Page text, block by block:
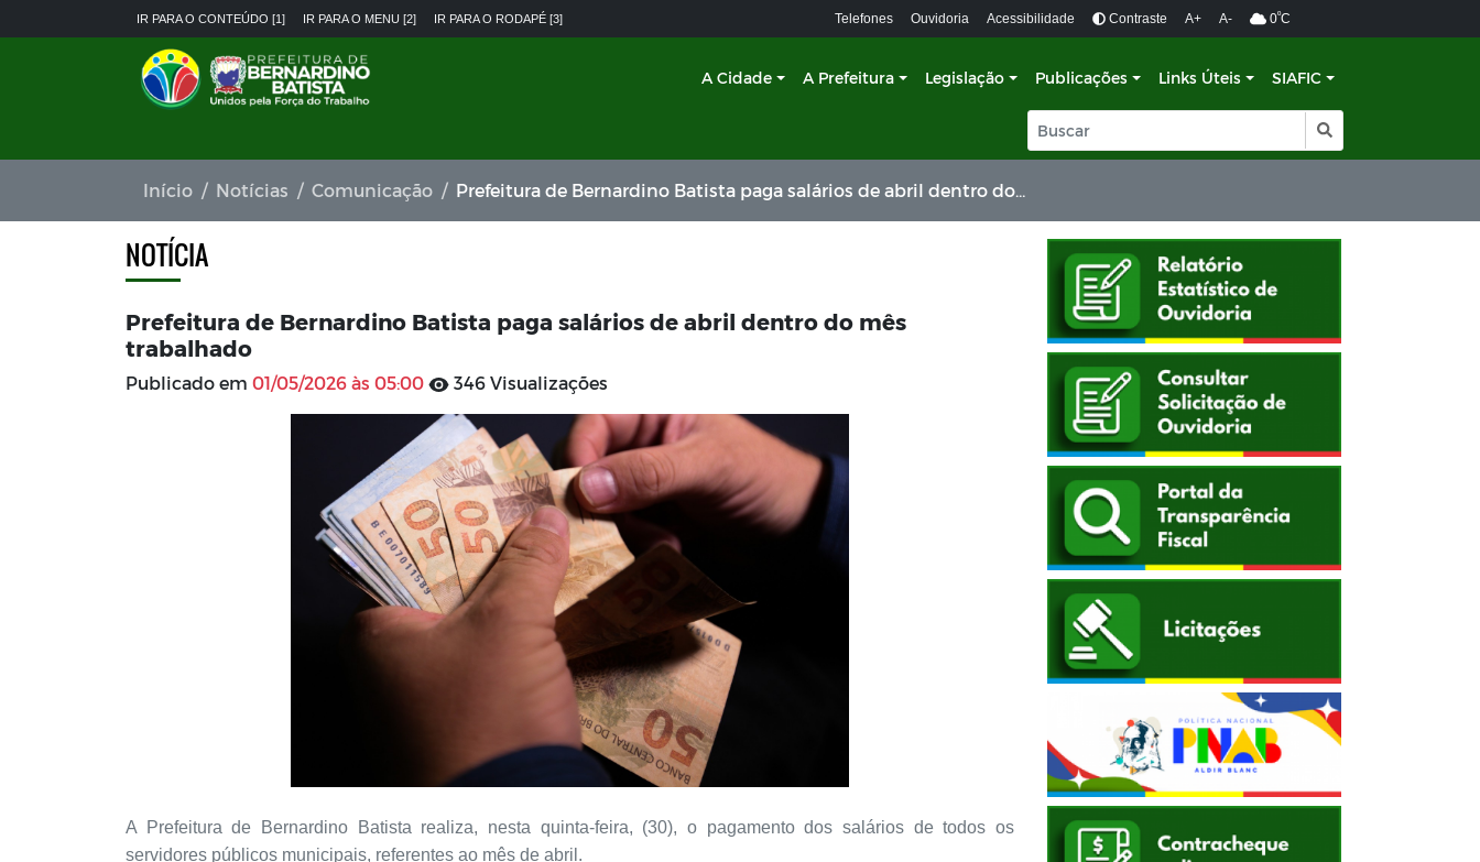
IR PARA O CONTEÚDO [1] IR PARA O MENU [2] IR PARA O RODAPÉ [3] Telefones Ouvidoria Acessibilidade Contraste A+ A- 0ºC
A Cidade A Prefeitura Legislação Publicações Links Úteis SIAFIC
Início Notícias Comunicação Prefeitura de Bernardino Batista paga salários de abril dentro do mês trabalhado
NOTÍCIA
Prefeitura de Bernardino Batista paga salários de abril dentro do mês
trabalhado
Publicado em 01/05/2026 às 05:00 346 Visualizações
A Prefeitura de Bernardino Batista realiza, nesta quinta-feira, (30), o pagamento dos salários de todos os
servidores públicos municipais, referentes ao mês de abril.